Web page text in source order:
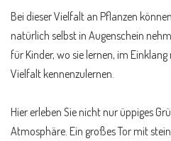
Bei dieser Vielfalt an Pflanzen
natürlich selbst in Augenschein
für Kinder, wo sie lernen, im
Vielfalt kennenzulernen.
Hier erleben Sie nicht nur üppiges
Atmosphäre. Ein großes Tor mit